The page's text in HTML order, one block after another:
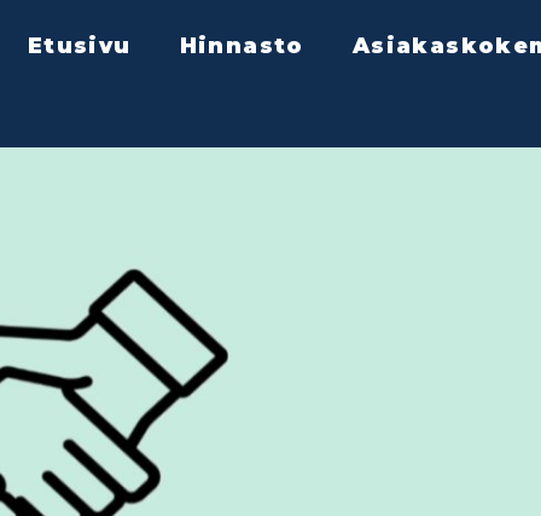
Etusivu Hinnasto